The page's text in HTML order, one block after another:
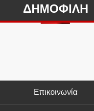
ΔΗΜΟΦΙΛΗ
Επικοινωνία